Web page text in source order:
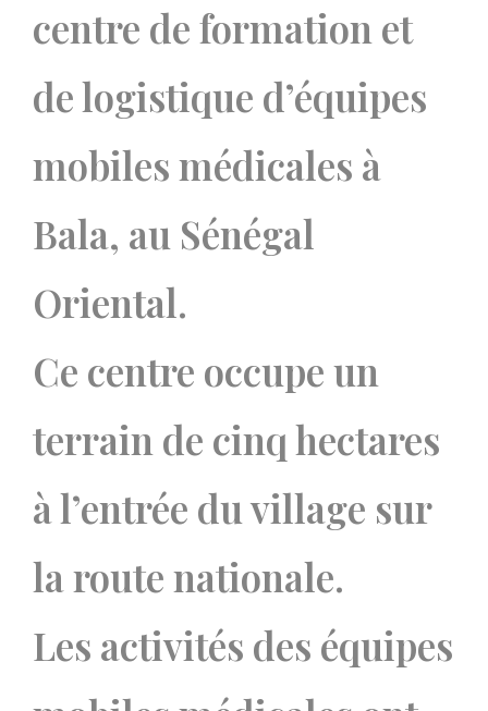
centre de formation et
de logistique d’équipes
mobiles médicales à
Bala, au Sénégal
Oriental.
Ce centre occupe un
terrain de cinq hectares
à l’entrée du village sur
la route nationale.
Les activités des équipes